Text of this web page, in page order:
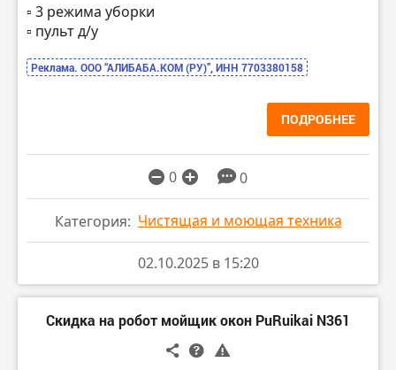
▫️ 3 режима уборки
▫️ пульт д/у
Реклама. ООО “АЛИБАБА.КОМ (РУ)”, ИНН 7703380158
ПОДРОБНЕЕ
0 0
Категория: Чистящая и моющая техника
02.10.2025 в 15:20
Скидка на робот мойщик окон PuRuikai N361